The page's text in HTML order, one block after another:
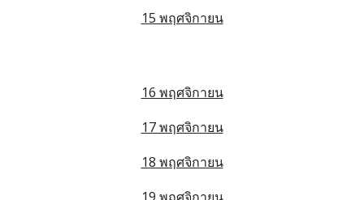
15 พฤศจิกายน
16 พฤศจิกายน
17 พฤศจิกายน
18 พฤศจิกายน